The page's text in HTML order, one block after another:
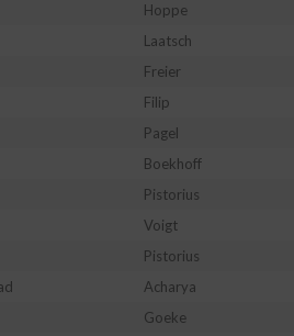
Hoppe
Laatsch
Freier
Filip
Pagel
Boekhoff
Pistorius
Voigt
Pistorius
Acharya
Goeke